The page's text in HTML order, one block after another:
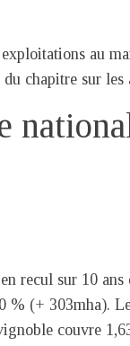
au
chapitre sur les
recul sur 10
% (+ 303mha).
couvre